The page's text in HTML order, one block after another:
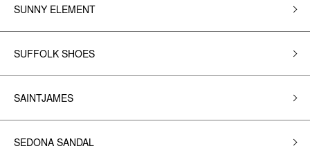
SUNNY ELEMENT
SUFFOLK SHOES
SAINTJAMES
SEDONA SANDAL